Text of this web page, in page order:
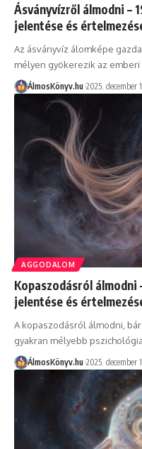
Ásványvízről álmodni –
jelentése és
Az ásványvíz álomképe
mélyen gyökerezik az
ÁlmosKönyv.hu 2025. december
AGGODALOM
Kopaszodásról álmodni
jelentése és
A kopaszodásról álmodni,
gyakran mélyebb
ÁlmosKönyv.hu 2025. december